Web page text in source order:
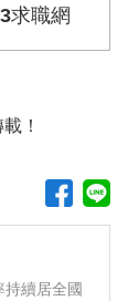
求職網
！
續居全國